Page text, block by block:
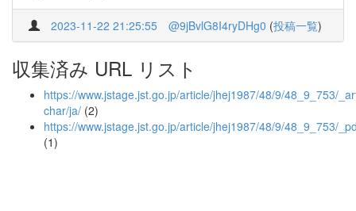
2023-11-22 21:25:55 @9jBvlG8I4ryDHg0 (投稿一覧)
収集済み URL リスト
https://www.jstage.jst.go.jp/article/jhej1987/48/9/48_9_753/
char/ja/ (2)
https://www.jstage.jst.go.jp/article/jhej1987/48/9/48_9_753/
(1)